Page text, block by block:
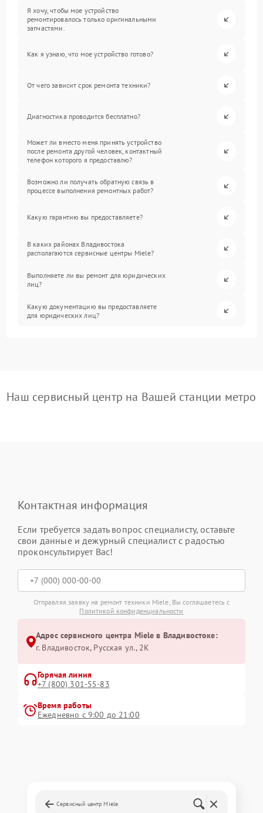
Я хочу, чтобы мое устройство
ремонтировалось только оригинальными
запчастями.
Как я узнаю, что мое устройство готово?
От чего зависит срок ремонта техники?
Диагностика проводится бесплатно?
Может ли вместо меня принять устройство
после ремонта другой человек, контактный
телефон которого я предоставлю?
Возможно ли получать обратную связь в
процессе выполнения ремонтных работ?
Какую гарантию вы предоставляете?
В каких районах Владивостока
располагаются сервисные центры Miele?
Выполняете ли вы ремонт для юридических
лиц?
Какую документацию вы предоставляете
для юридических лиц?
Наш сервисный центр на Вашей станции метро
Контактная информация
Если требуется задать вопрос специалисту, оставьте
свои данные и дежурный специалист с радостью
проконсультирует Вас!
Отправляя заявку на ремонт техники Miele, Вы соглашаетесь с
Политикой конфиденциальности
Адрес сервисного центра Miele в Владивостоке:
г. Владивосток, Русская ул., 2К
Горячая линия
+7 (800) 301-55-83
Время работы
Ежедневно с 9:00 до 21:00
Сервисный центр Miele